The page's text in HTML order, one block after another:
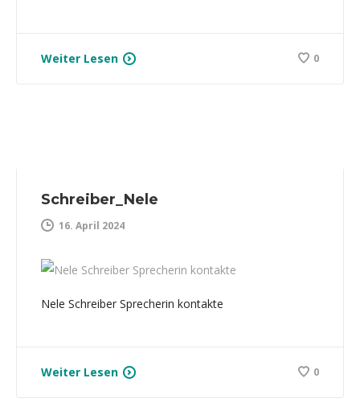
Weiter Lesen 0
Schreiber_Nele
16. April 2024
Nele Schreiber Sprecherin kontakte
Weiter Lesen 0